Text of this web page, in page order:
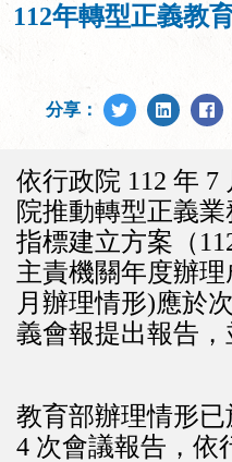
112年轉型正義教
分享：
依行政院 112 年 7
院推動轉型正義
指標建立方案（
主責機關年度辦
月辦理情形)應於
義會報提出報告，
教育部辦理情形已
4 次會議報告，依